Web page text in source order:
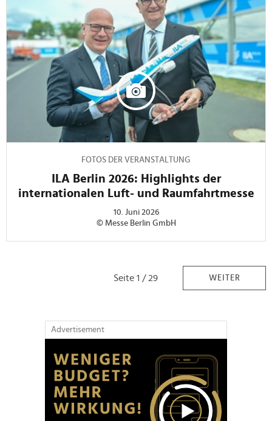
Advertisement
FOTOS DER VERANSTALTUNG
ILA Berlin 2026: Highlights der
internationalen Luft- und Raumfahrtmesse
10. Juni 2026
© Messe Berlin GmbH
Seite 1 / 29 WEITER